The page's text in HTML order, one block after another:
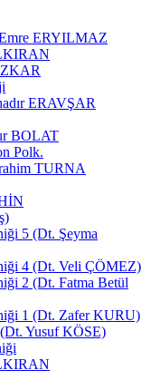
ERYILMAZ
ERAVŞAR
BOLAT
Polk.
TURNA
5 (Dt. Şeyma
4 (Dt. Veli ÇÖMEZ)
2 (Dt. Fatma Betül
1 (Dt. Zafer KURU)
Yusuf KÖSE)